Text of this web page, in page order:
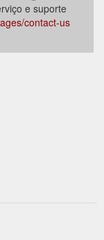
e suporte
contact-us